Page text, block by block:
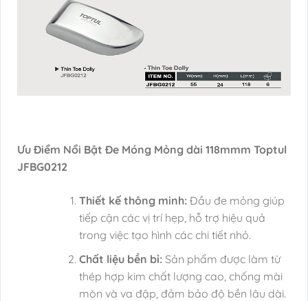
Ưu Điểm Nổi Bật Đe Móng Mỏng dài 118mmm Toptul
JFBG0212
Thiết kế thông minh:Đầu đe mỏng giúp
tiếp cận các vị trí hẹp, hỗ trợ hiệu quả
trong việc tạo hình các chi tiết nhỏ.
Chất liệu bền bỉ:Sản phẩm được làm từ
thép hợp kim chất lượng cao, chống mài
mòn và va đập, đảm bảo độ bền lâu dài.